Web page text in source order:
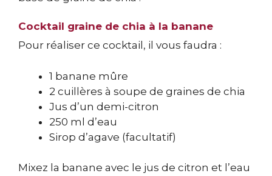
Cocktail graine de chia à la banane
Pour réaliser ce cocktail, il vous faudra :
1 banane mûre
2 cuillères à soupe de graines de chia
Jus d’un demi-citron
250 ml d’eau
Sirop d’agave (facultatif)
Mixez la banane avec le jus de citron et l’eau